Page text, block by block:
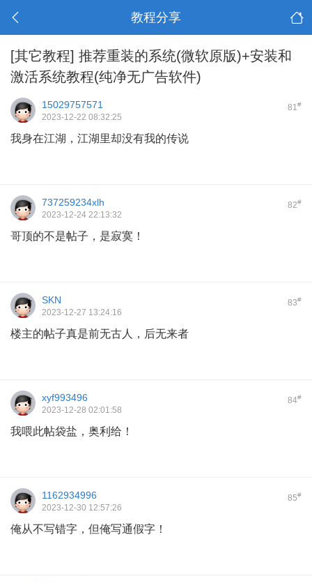
教程分享
[其它教程] 推荐重装的系统(微软原版)+安装和
激活系统教程(纯净无广告软件)
81#
15029757571
2023-12-22 08:32:25
我身在江湖，江湖里却没有我的传说
82#
737259234xlh
2023-12-24 22:13:32
哥顶的不是帖子，是寂寞！
83#
SKN
2023-12-27 13:24:16
楼主的帖子真是前无古人，后无来者
84#
xyf993496
2023-12-28 02:01:58
我喂此帖袋盐，奥利给！
85#
1162934996
2023-12-30 12:57:26
俺从不写错字，但俺写通假字！